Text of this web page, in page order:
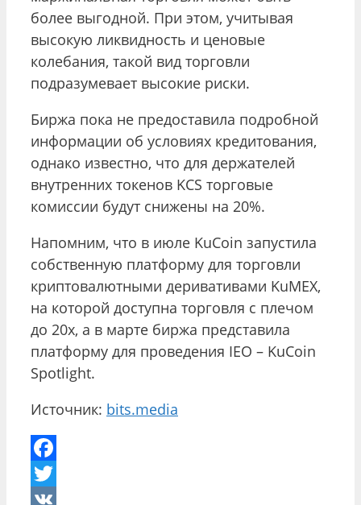
более выгодной. При этом, учитывая
высокую ликвидность и ценовые
колебания, такой вид торговли
подразумевает высокие риски.
Биржа пока не предоставила подробной
информации об условиях кредитования,
однако известно, что для держателей
внутренних токенов KCS торговые
комиссии будут снижены на 20%.
Напомним, что в июле KuCoin запустила
собственную платформу для торговли
криптовалютными деривативами KuMEX,
на которой доступна торговля с плечом
до 20x, а в марте биржа представила
платформу для проведения IEO – KuCoin
Spotlight.
Источник: bits.media
Facebook
Twitter